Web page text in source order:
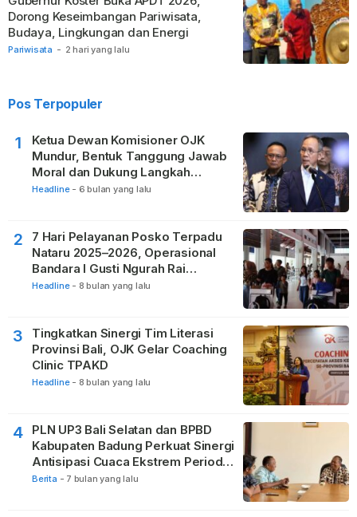
Pariwisata - 2 hari yang lalu
Dorong Keseimbangan Pariwisata,
Budaya, Lingkungan dan Energi
Pos Terpopuler
1
Ketua Dewan Komisioner OJK
Mundur, Bentuk Tanggung Jawab
Moral dan Dukung Langkah
Pemulihan
Headline - 6 bulan yang lalu
2
7 Hari Pelayanan Posko Terpadu
Nataru 2025–2026, Operasional
Bandara I Gusti Ngurah Rai
Berjalan Lancar
Headline - 8 bulan yang lalu
3
Tingkatkan Sinergi Tim Literasi
Provinsi Bali, OJK Gelar Coaching
Clinic TPAKD
Headline - 8 bulan yang lalu
4
PLN UP3 Bali Selatan dan BPBD
Kabupaten Badung Perkuat Sinergi
Antisipasi Cuaca Ekstrem Periode
Nataru
Berita - 7 bulan yang lalu